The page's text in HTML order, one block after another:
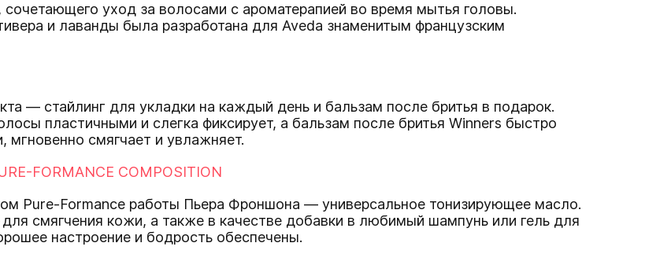
уход за волосами с ароматерапией во время мытья головы.
и лаванды была разработана для Aveda знаменитым французским
— стайлинг для укладки на каждый день и бальзам после бритья в подарок.
пластичными и слегка фиксирует, а бальзам после бритья Winners быстро
мгновенно смягчает и увлажняет.
COMPOSITION
Pure-Formance работы Пьера Фроншона — универсальное тонизирующее масло.
смягчения кожи, а также в качестве добавки в любимый шампунь или гель для
настроение и бодрость обеспечены.